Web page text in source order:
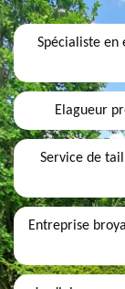
Spécialiste en
Elagueur
Service de
Entreprise